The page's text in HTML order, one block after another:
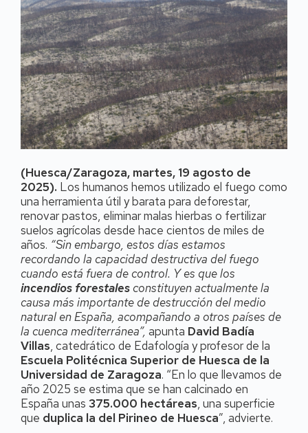
(Huesca/Zaragoza, martes, 19 agosto de
2025). Los humanos hemos utilizado el fuego como
una herramienta útil y barata para deforestar,
renovar pastos, eliminar malas hierbas o fertilizar
suelos agrícolas desde hace cientos de miles de
años. “Sin embargo, estos días estamos
recordando la capacidad destructiva del fuego
cuando está fuera de control. Y es que los
incendios forestales constituyen actualmente la
causa más importante de destrucción del medio
natural en España, acompañando a otros países de
la cuenca mediterránea”, apunta David Badía
Villas, catedrático de Edafología y profesor de la
Escuela Politécnica Superior de Huesca de la
Universidad de Zaragoza. “En lo que llevamos de
año 2025 se estima que se han calcinado en
España unas 375.000 hectáreas, una superficie
que duplica la del Pirineo de Huesca”, advierte.